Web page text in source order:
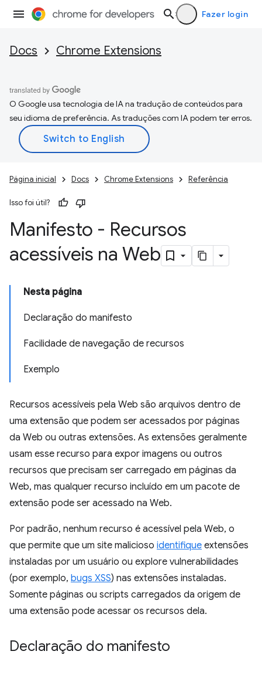
Fazer login
Docs Chrome Extensions
O Google usa tecnologia de IA na tradução de conteúdos para
seu idioma de preferência. As traduções com IA podem ter erros.
Página inicial Docs Chrome Extensions Referência
Isso foi útil?
Manifesto - Recursos
acessíveis na Web
Nesta página
Declaração do manifesto
Facilidade de navegação de recursos
Exemplo
Recursos acessíveis pela Web são arquivos dentro de
uma extensão que podem ser acessados por páginas
da Web ou outras extensões. As extensões geralmente
usam esse recurso para expor imagens ou outros
recursos que precisam ser carregado em páginas da
Web, mas qualquer recurso incluído em um pacote de
extensão pode ser acessado na Web.
Por padrão, nenhum recurso é acessível pela Web, o
que permite que um site malicioso identifique extensões
instaladas por um usuário ou explore vulnerabilidades
(por exemplo, bugs XSS) nas extensões instaladas.
Somente páginas ou scripts carregados da origem de
uma extensão pode acessar os recursos dela.
Declaração do manifesto